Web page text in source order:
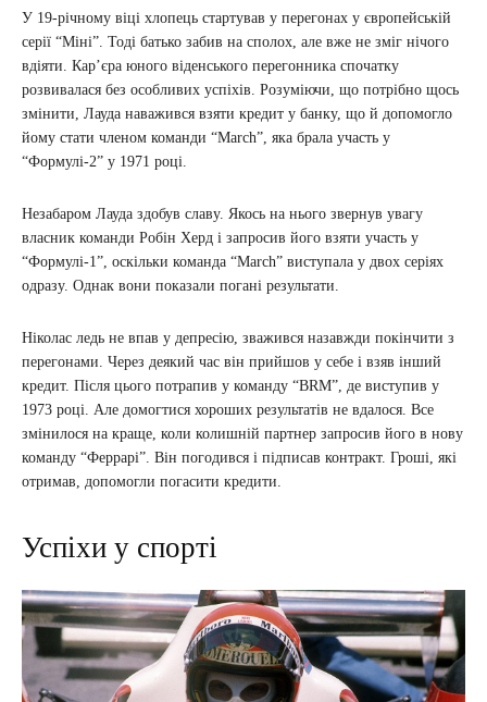
У 19-річному віці хлопець стартував у перегонах у європейській
серії “Міні”. Тоді батько забив на сполох, але вже не зміг нічого
вдіяти. Кар’єра юного віденського перегонника спочатку
розвивалася без особливих успіхів. Розуміючи, що потрібно щось
змінити, Лауда наважився взяти кредит у банку, що й допомогло
йому стати членом команди “March”, яка брала участь у
“Формулі-2” у 1971 році.
Незабаром Лауда здобув славу. Якось на нього звернув увагу
власник команди Робін Херд і запросив його взяти участь у
“Формулі-1”, оскільки команда “March” виступала у двох серіях
одразу. Однак вони показали погані результати.
Ніколас ледь не впав у депресію, зважився назавжди покінчити з
перегонами. Через деякий час він прийшов у себе і взяв інший
кредит. Після цього потрапив у команду “BRM”, де виступив у
1973 році. Але домогтися хороших результатів не вдалося. Все
змінилося на краще, коли колишній партнер запросив його в нову
команду “Феррарі”. Він погодився і підписав контракт. Гроші, які
отримав, допомогли погасити кредити.
Успіхи у спорті